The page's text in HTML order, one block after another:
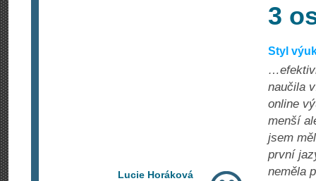
3
Lucie Horáková
Styl
naučila
online
menší
jsem
první
neměla